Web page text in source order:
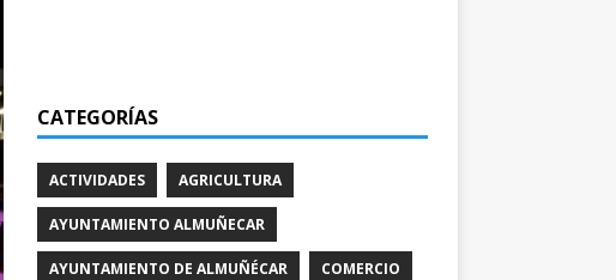
CATEGORÍAS
ACTIVIDADES AGRICULTURA
AYUNTAMIENTO ALMUÑECAR
AYUNTAMIENTO DE ALMUÑÉCAR COMERCIO